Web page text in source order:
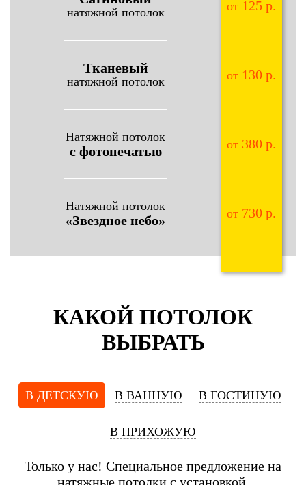
натяжной потолок от 125 р.
Тканевый
натяжной потолок от 130 р.
Натяжной потолок
с фотопечатью от 380 р.
Натяжной потолок
«Звездное небо» от 730 р.
КАКОЙ ПОТОЛОК
ВЫБРАТЬ
В ДЕТСКУЮ В ВАННУЮ В ГОСТИНУЮ
В ПРИХОЖУЮ
Только у нас! Специальное предложение на
натяжные потолки с установкой.